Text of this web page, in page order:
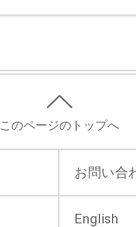
このページのトップへ
お問い合
English